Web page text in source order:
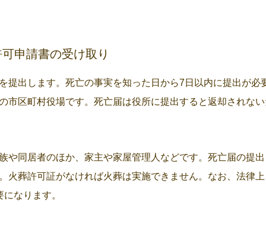
申請書の受け取り
提出します。死亡の事実を知った日から7日以内に提出が必
市区町村役場です。死亡届は役所に提出すると返却されな
や同居者のほか、家主や家屋管理人などです。死亡届の提
火葬許可証がなければ火葬は実施できません。なお、法律
なります。